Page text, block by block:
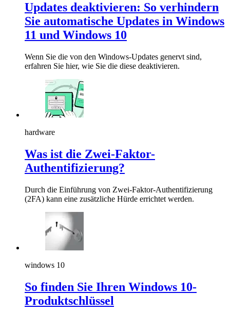
Updates deaktivieren: So verhindern
Sie automatische Updates in Windows
11 und Windows 10
Wenn Sie die von den Windows-Updates genervt sind,
erfahren Sie hier, wie Sie die diese deaktivieren.
hardware
Was ist die Zwei-Faktor-
Authentifizierung?
Durch die Einführung von Zwei-Faktor-Authentifizierung
(2FA) kann eine zusätzliche Hürde errichtet werden.
windows 10
So finden Sie Ihren Windows 10-
Produktschlüssel